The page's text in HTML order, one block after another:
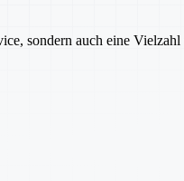
sondern auch eine